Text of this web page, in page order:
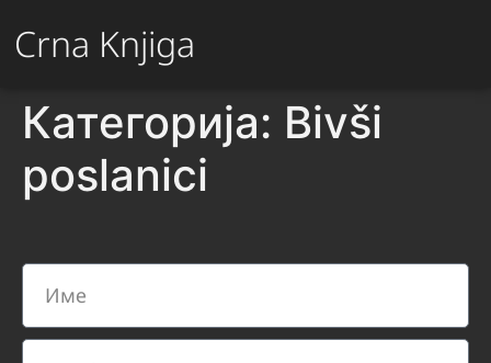
Crna Knjiga
Категорија: Bivši
poslanici